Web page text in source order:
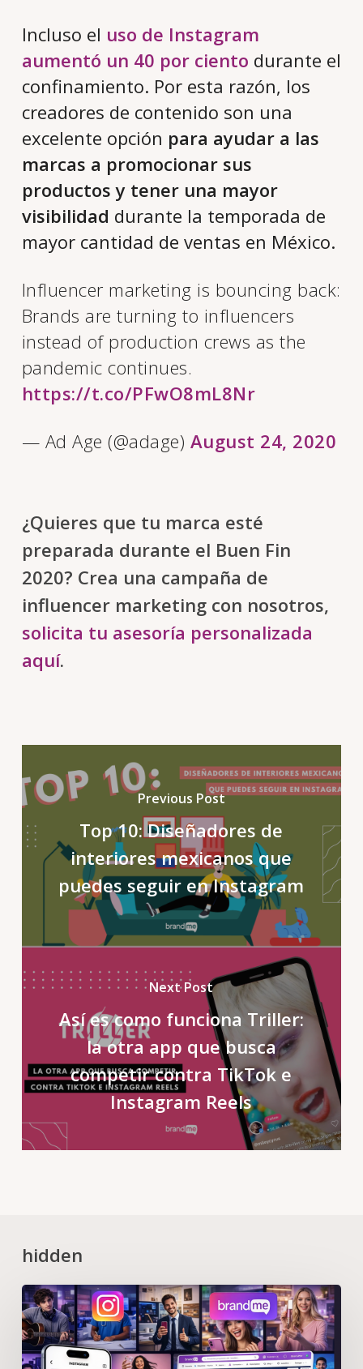
Incluso el uso de Instagram
aumentó un 40 por ciento durante el
confinamiento. Por esta razón, los
creadores de contenido son una
excelente opción para ayudar a las
marcas a promocionar sus
productos y tener una mayor
visibilidad durante la temporada de
mayor cantidad de ventas en México.
Influencer marketing is bouncing back:
Brands are turning to influencers
instead of production crews as the
pandemic continues.
https://t.co/PFwO8mL8Nr
— Ad Age (@adage) August 24, 2020
¿Quieres que tu marca esté
preparada durante el Buen Fin
2020? Crea una campaña de
influencer marketing con nosotros,
solicita tu asesoría personalizada
aquí.
Previous Post
Top 10: Diseñadores de
interiores mexicanos que
puedes seguir en Instagram
Next Post
Así es como funciona Triller:
la otra app que busca
competir contra TikTok e
Instagram Reels
hidden